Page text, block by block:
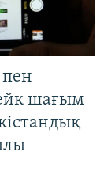
пен
шағым